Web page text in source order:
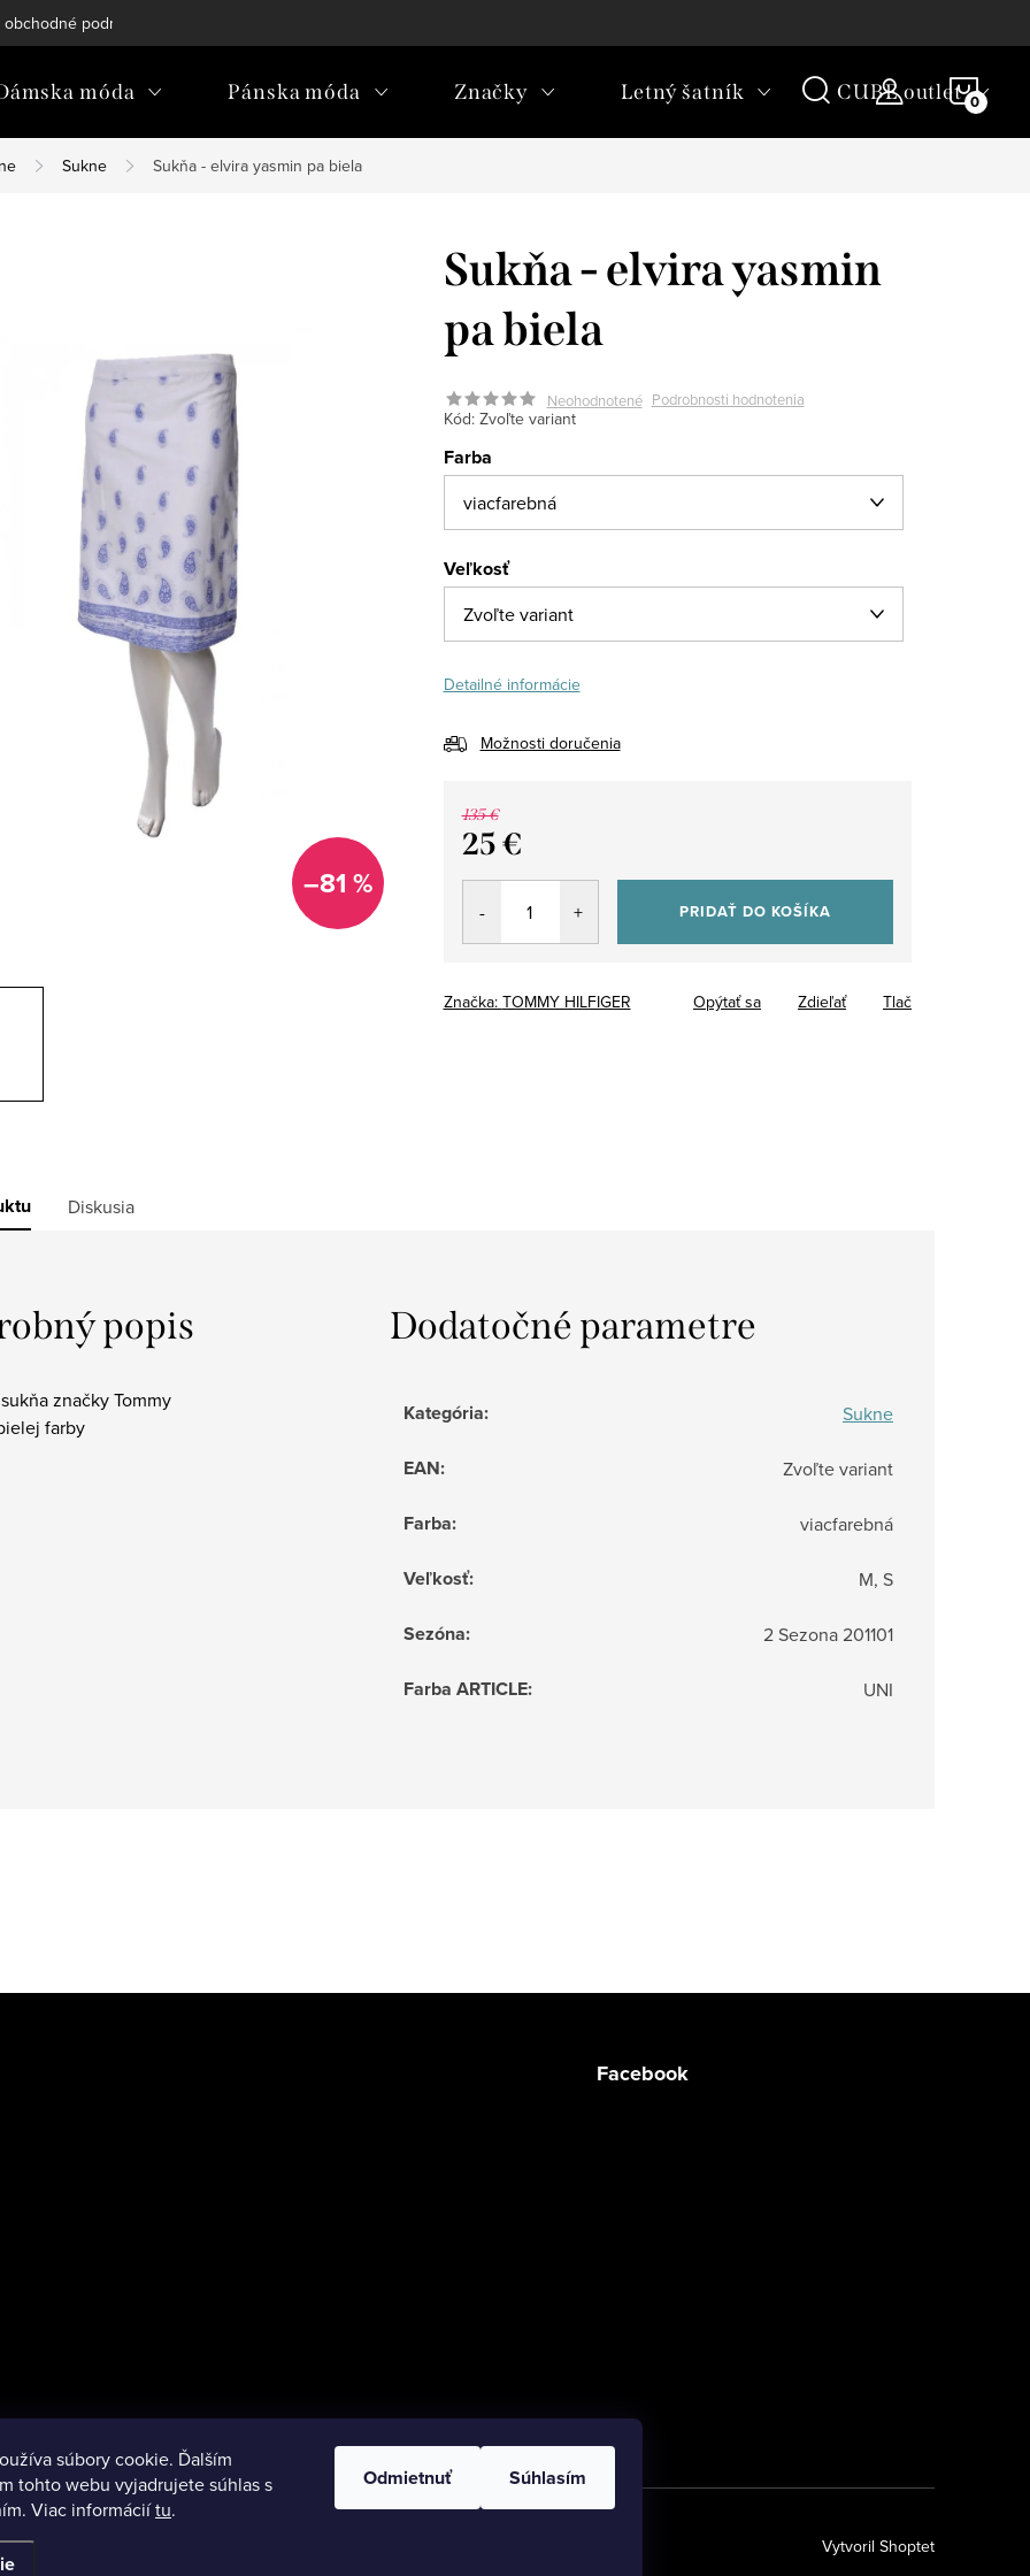
súbory cookie. Ďalším
tohto webu vyjadrujete súhlas s
Viac informáciítu.
Odmietnuť Súhlasím
podmienky
móda Pánska móda Značky Letný šatník CUBE outlet
Sukne Sukňa - elvira yasmin pa biela
–81 %
Sukňa - elvira yasmin
pa biela
Neohodnotené Podrobnosti hodnotenia
Kód: Zvoľte variant
Farba
Veľkosť
Detailné informácie
Možnosti doručenia
135 €
25 €
Jednotková
PRIDAŤ DO KOŠÍKA
Značka: TOMMY HILFIGER Tlač
Opýtať sa Zdieľať
Diskusia
popis
značky Tommy
farby
Dodatočné parametre
Kategória: Sukne
EAN: Zvoľte variant
Farba: viacfarebná
Veľkosť: M, S
Sezóna: 2 Sezona 201101
Farba ARTICLE: UNI
Facebook
Vytvoril Shoptet